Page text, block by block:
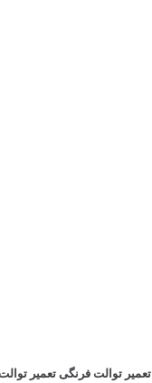
تعمیر توالت فرنگی تعمیر